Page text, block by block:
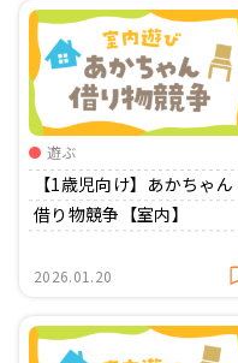
自然遊び
隙間時間
伝承遊び
衛生
役立ち
資格・スキルアップ
壁紙
おたより文例
年間カリキュラム
Goods
クリエイター
遊ぶ
【1歳児向け】あかちゃん
借り物競争【室内】
2026.01.20